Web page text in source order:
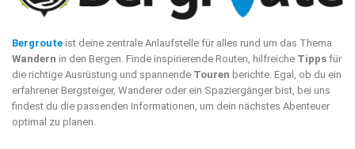
Bergroute ist deine zentrale Anlaufstelle für alles rund um das Thema
Wandern in den Bergen. Finde inspirierende Routen, hilfreiche Tipps für
die richtige Ausrüstung und spannende Touren berichte. Egal, ob du ein
erfahrener Bergsteiger, Wanderer oder ein Spaziergänger bist, bei uns
findest du die passenden Informationen, um dein nächstes Abenteuer
optimal zu planen.